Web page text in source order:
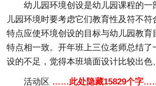
幼儿园环境创设是幼儿园课程的一
儿园环境时要考虑它们教育性及符不符
特点应使环境创设的目标与幼儿园教育
特点相一致。开年班上三位老师总结了
设的不足，觉得本班墙面设计比较出色
活动区 ……此处隐藏15829个字